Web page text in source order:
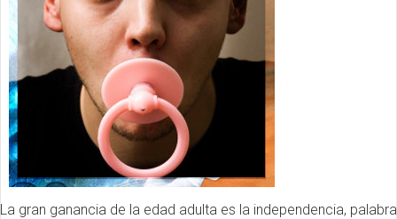
La gran ganancia de la edad adulta es la independencia, palabra